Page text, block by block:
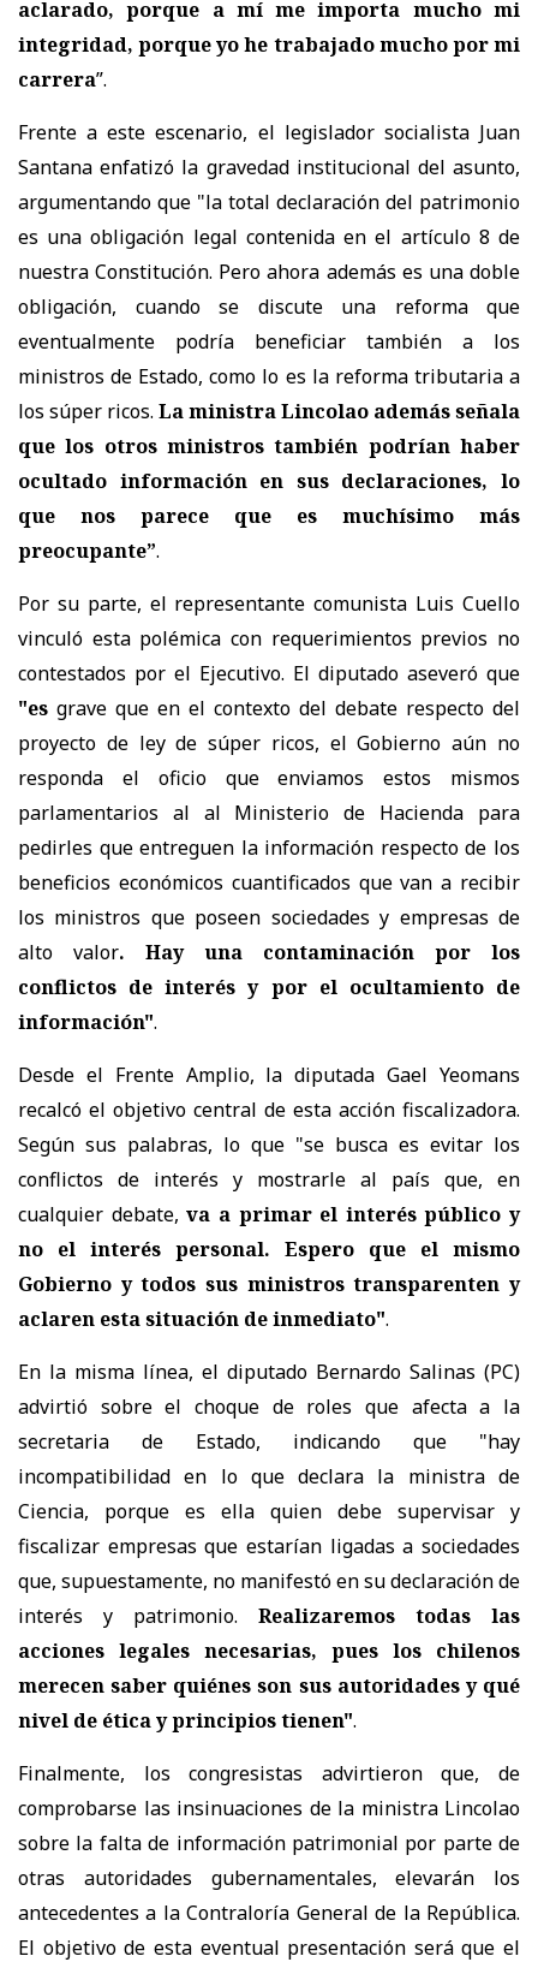
aclarado, porque a mí me importa mucho mi
integridad, porque yo he trabajado mucho por mi
carrera”.
Frente a este escenario, el legislador socialista Juan
Santana enfatizó la gravedad institucional del asunto,
argumentando que "la total declaración del patrimonio
es una obligación legal contenida en el artículo 8 de
nuestra Constitución. Pero ahora además es una doble
obligación, cuando se discute una reforma que
eventualmente podría beneficiar también a los
ministros de Estado, como lo es la reforma tributaria a
los súper ricos. La ministra Lincolao además señala
que los otros ministros también podrían haber
ocultado información en sus declaraciones, lo
que nos parece que es muchísimo más
preocupante”.
Por su parte, el representante comunista Luis Cuello
vinculó esta polémica con requerimientos previos no
contestados por el Ejecutivo. El diputado aseveró que
"es grave que en el contexto del debate respecto del
proyecto de ley de súper ricos, el Gobierno aún no
responda el oficio que enviamos estos mismos
parlamentarios al al Ministerio de Hacienda para
pedirles que entreguen la información respecto de los
beneficios económicos cuantificados que van a recibir
los ministros que poseen sociedades y empresas de
alto valor. Hay una contaminación por los
conflictos de interés y por el ocultamiento de
información".
Desde el Frente Amplio, la diputada Gael Yeomans
recalcó el objetivo central de esta acción fiscalizadora.
Según sus palabras, lo que "se busca es evitar los
conflictos de interés y mostrarle al país que, en
cualquier debate,va a primar el interés público y
no el interés personal. Espero que el mismo
Gobierno y todos sus ministros transparenten y
aclaren esta situación de inmediato".
En la misma línea, el diputado Bernardo Salinas (PC)
advirtió sobre el choque de roles que afecta a la
secretaria de Estado, indicando que "hay
incompatibilidad en lo que declara la ministra de
Ciencia, porque es ella quien debe supervisar y
fiscalizar empresas que estarían ligadas a sociedades
que, supuestamente, no manifestó en su declaración de
interés y patrimonio. Realizaremos todas las
acciones legales necesarias, pues los chilenos
merecen saber quiénes son sus autoridades y qué
nivel de ética y principios tienen".
Finalmente, los congresistas advirtieron que, de
comprobarse las insinuaciones de la ministra Lincolao
sobre la falta de información patrimonial por parte de
otras autoridades gubernamentales, elevarán los
antecedentes a la Contraloría General de la República.
El objetivo de esta eventual presentación será que el